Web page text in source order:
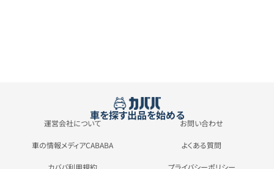
車を探す出品を始める
運営会社について お問い合わせ
車の情報メディアCABABA よくある質問